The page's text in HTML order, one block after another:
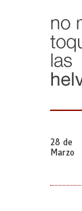
28 de
Marzo